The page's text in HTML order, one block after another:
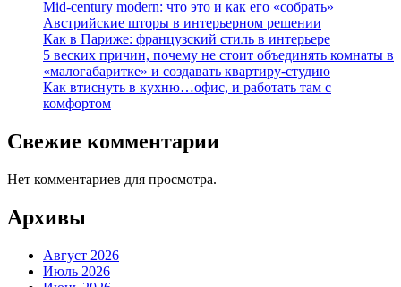
Mid-century modern: что это и как его «собрать»
Австрийские шторы в интерьерном решении
Как в Париже: французский стиль в интерьере
5 веских причин, почему не стоит объединять комнаты в
«малогабаритке» и создавать квартиру-студию
Как втиснуть в кухню…офис, и работать там с
комфортом
Свежие комментарии
Нет комментариев для просмотра.
Архивы
Август 2026
Июль 2026